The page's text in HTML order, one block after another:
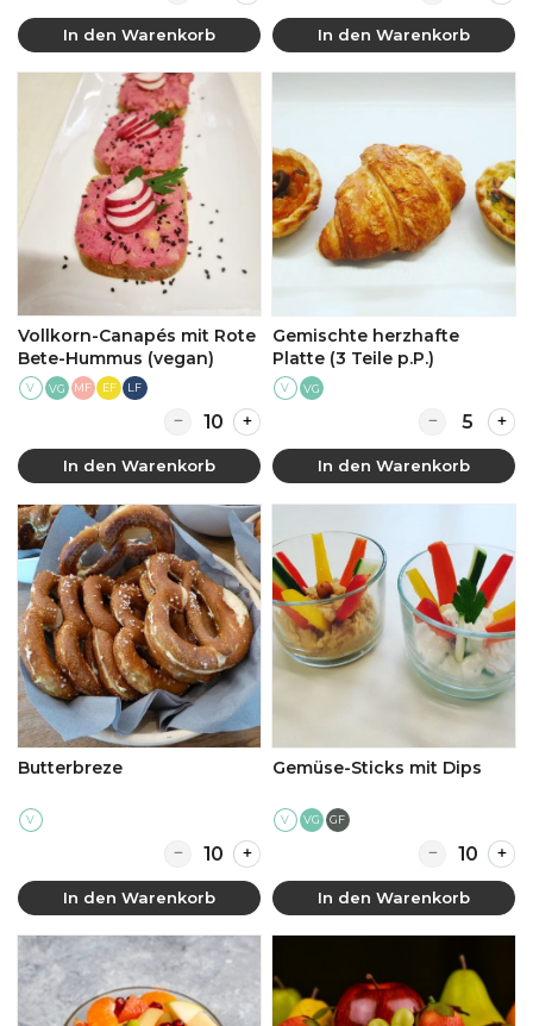
In den Warenkorb In den Warenkorb
Vollkorn-Canapés mit Rote
Bete-Hummus (vegan)
V VG MF EF LF
Quantity for Vollkorn-Canapés mit Rote
In den Warenkorb
Gemischte herzhafte
Platte (3 Teile p.P.)
V VG
Quantity for
In den Warenkorb
Butterbreze
V
Quantity for Butterbreze
In den Warenkorb
Gemüse-Sticks mit Dips
V VG GF
Quantity for
In den Warenkorb